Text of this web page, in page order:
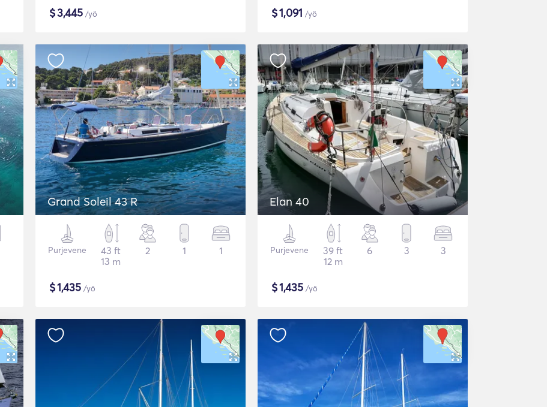
$3,445 /yö $1,091 /yö
Grand Soleil 43 R
Purjevene
43 ft
13 m
2 1 1
$1,435 /yö
Elan 40
Purjevene
39 ft
12 m
6 3 3
$1,435 /yö